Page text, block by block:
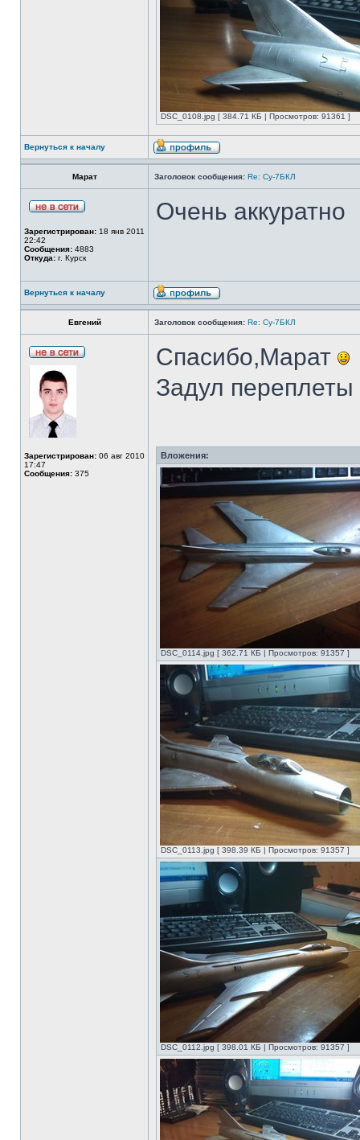
DSC_0108.jpg [ 384.71 КБ | Просмотров: 91361 ]
Вернуться к началу
Марат Заголовок сообщения: Re: Су-7БКЛ
Зарегистрирован: 18 янв 2011
22:42
Сообщения: 4883
Откуда: г. Курск
Очень аккуратно
Вернуться к началу
Евгений Заголовок сообщения: Re: Су-7БКЛ
Зарегистрирован: 06 авг 2010
17:47
Сообщения: 375
Спасибо,Марат
Задул
Вложения:
DSC_0114.jpg [ 362.71 КБ | Просмотров: 91357 ]
DSC_0113.jpg [ 398.39 КБ | Просмотров: 91357 ]
DSC_0112.jpg [ 398.01 КБ | Просмотров: 91357 ]